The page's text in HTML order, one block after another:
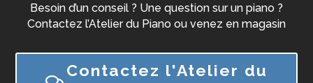
Besoin d’un conseil ? Une question sur un piano ?
Contactez l’Atelier du Piano ou venez en magasin
Contactez l'Atelier du